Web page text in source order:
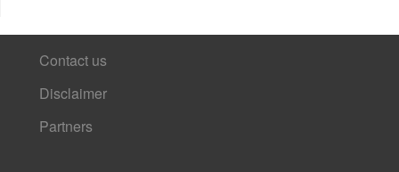
Contact us
Disclaimer
Partners